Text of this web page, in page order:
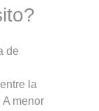
de
la
menor